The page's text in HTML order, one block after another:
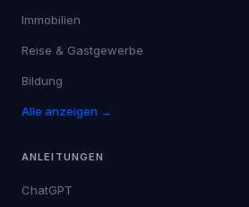
Immobilien
Reise & Gastgewerbe
Bildung
Alle anzeigen →
ANLEITUNGEN
ChatGPT